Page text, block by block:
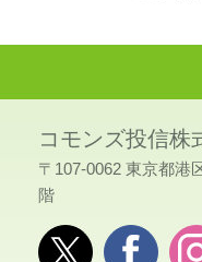
コモンズ投信株
〒107-0062 東京都
階